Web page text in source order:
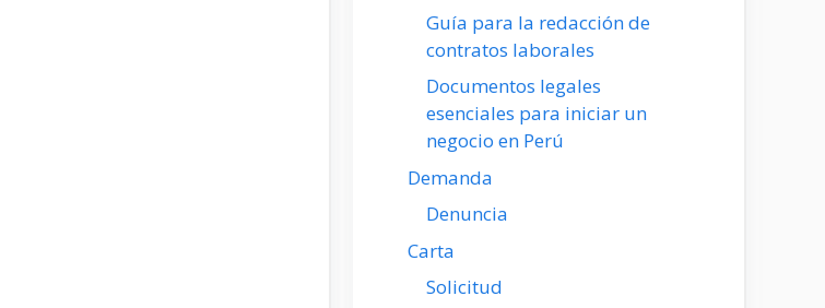
Guía para la redacción de
contratos laborales
Documentos legales
esenciales para iniciar un
negocio en Perú
Demanda
Denuncia
Carta
Solicitud